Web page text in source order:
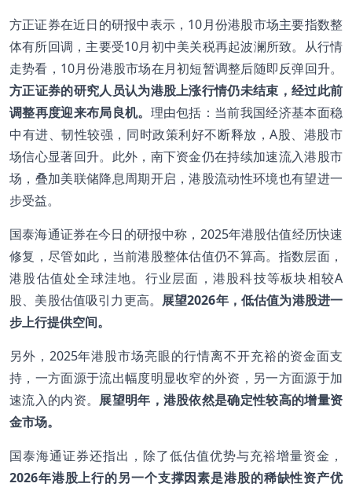
方正证券在近日的研报中表示，10月份港股市场主要指数整
体有所回调，主要受10月初中美关税再起波澜所致。从行情
走势看，10月份港股市场在月初短暂调整后随即反弹回升。
方正证券的研究人员认为港股上涨行情仍未结束，经过此前
调整再度迎来布局良机。 理由包括：当前我国经济基本面稳
中有进、韧性较强，同时政策利好不断释放，A股、港股市
场信心显著回升。此外，南下资金仍在持续加速流入港股市
场，叠加美联储降息周期开启，港股流动性环境也有望进一
步受益。
国泰海通证券在今日的研报中称，2025年港股估值经历快速
修复，尽管如此，当前港股整体估值仍不算高。指数层面，
港股估值处全球洼地。行业层面，港股科技等板块相较A
股、美股估值吸引力更高。 展望2026年，低估值为港股进一
步上行提供空间。
另外，2025年港股市场亮眼的行情离不开充裕的资金面支
持，一方面源于流出幅度明显收窄的外资，另一方面源于加
速流入的内资。 展望明年，港股依然是确定性较高的增量资
金市场。
国泰海通证券还指出，除了低估值优势与充裕增量资金，
2026年港股上行的另一个支撑因素是港股的稀缺性资产优